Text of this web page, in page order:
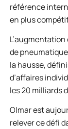
référence
en plus
de
la hausse,
d’affaires
les 20 milliards
Olmar est
relever ce défi